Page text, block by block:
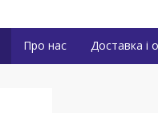
Про нас Доставка і